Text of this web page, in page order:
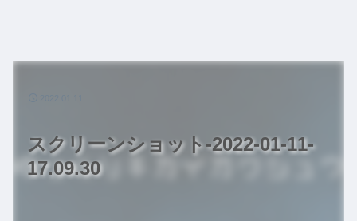
スクリーンショット-2022-01-11-
17.09.30